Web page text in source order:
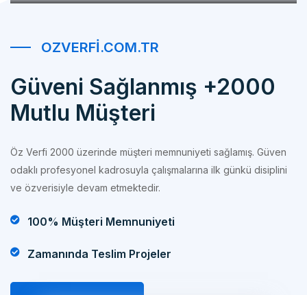
OZVERFI.COM.TR
Güveni Sağlanmış +2000
Mutlu Müşteri
Öz Verfi 2000 üzerinde müşteri memnuniyeti sağlamış. Güven
odaklı profesyonel kadrosuyla çalışmalarına ilk günkü disiplini
ve özverisiyle devam etmektedir.
100% Müşteri Memnuniyeti
Zamanında Teslim Projeler